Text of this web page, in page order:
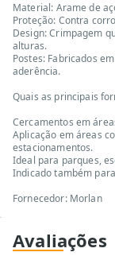
Material: Arame de
Proteção: Contra
Design: Crimpagem
alturas.
Postes: Fabricados
aderência.
Quais as principais
Cercamentos em
Aplicação em áreas
estacionamentos.
Ideal para parques,
Indicado também
Fornecedor: Morlan
Avaliações